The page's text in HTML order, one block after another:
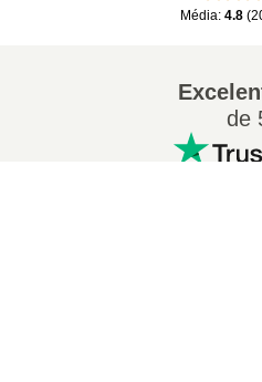
Média: 4.8 (
de